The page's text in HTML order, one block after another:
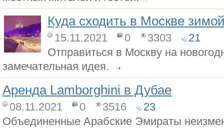
Куда сходить в Москве
15.11.2021 0 3303
21
Отправиться в Москву на
замечательная идея.
Аренда Lamborghini в Дубае
08.11.2021 0 3516
23
Объединенные Арабские Эмираты